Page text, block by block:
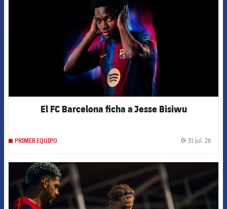
El FC Barcelona ficha a Jesse Bisiwu
PRIMER EQUIPO 31 jul. 26
FCB Barcelona badge